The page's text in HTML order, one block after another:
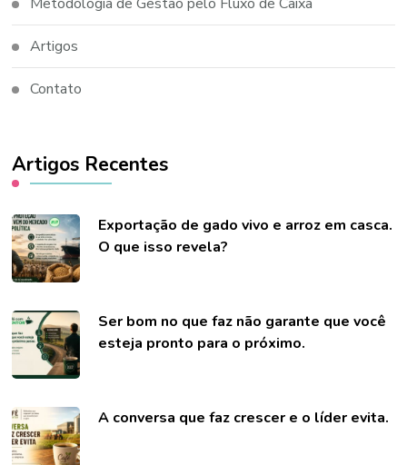
Metodologia de Gestão pelo Fluxo de Caixa
Artigos
Contato
Artigos Recentes
Exportação de gado vivo e arroz em casca.
O que isso revela?
Ser bom no que faz não garante que você
esteja pronto para o próximo.
A conversa que faz crescer e o líder evita.